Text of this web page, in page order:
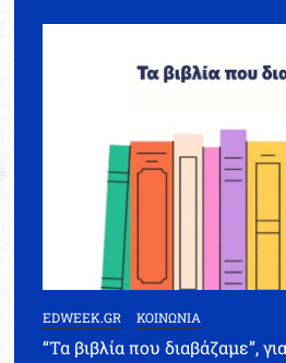
EDWEEK.GR ΚΟΙΝΩΝΙΑ
“Τα βιβλία που διαβάζαμε”,